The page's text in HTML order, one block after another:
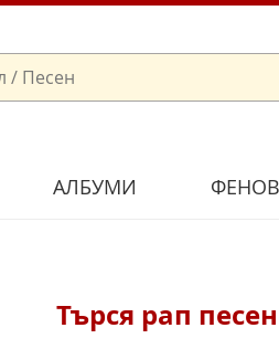
АЛБУМИ
Търся рап песен